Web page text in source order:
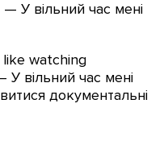
У вільний час мені
watching
вільний час мені
документальні